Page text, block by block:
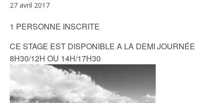
27 avril 2017
1 PERSONNE INSCRITE
CE STAGE EST DISPONIBLE A LA DEMI JOURNÉE
8H30/12H OU 14H/17H30